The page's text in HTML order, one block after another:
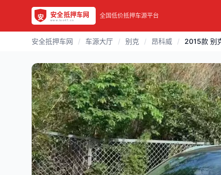
全国低价抵押车源平台
安全抵押车网 / 车源大厅 / 别克 / 昂科威 / 2015款 别